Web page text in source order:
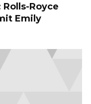
Royce
Emily